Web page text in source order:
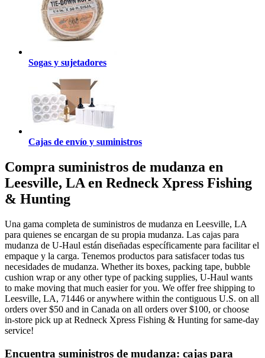
Sogas y sujetadores
Cajas de envío y suministros
Compra suministros de mudanza en
Leesville, LA en Redneck Xpress Fishing
& Hunting
Una gama completa de suministros de mudanza en Leesville, LA
para quienes se encargan de su propia mudanza. Las cajas para
mudanza de U-Haul están diseñadas específicamente para facilitar el
empaque y la carga. Tenemos productos para satisfacer todas tus
necesidades de mudanza. Whether its boxes, packing tape, bubble
cushion wrap or any other type of packing supplies, U-Haul wants
to make moving that much easier for you. We offer free shipping to
Leesville, LA, 71446 or anywhere within the contiguous U.S. on all
orders over $50 and in Canada on all orders over $100, or choose
in-store pick up at Redneck Xpress Fishing & Hunting for same-day
service!
Encuentra suministros de mudanza: cajas para